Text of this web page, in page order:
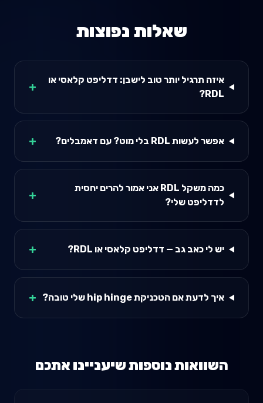
שאלות נפוצות
איזה תרגיל יותר טוב לישבן: דדליפט קלאסי או
RDL?
+
אפשר לעשות RDL בלי מוט? עם דאמבלים? +
כמה משקל RDL אני אמור להרים יחסית
לדדליפט שלי?
+
יש לי כאב גב — דדליפט קלאסי או RDL? +
איך לדעת אם הטכניקת hip hinge שלי טובה? +
השוואות נוספות שיעניינו אתכם